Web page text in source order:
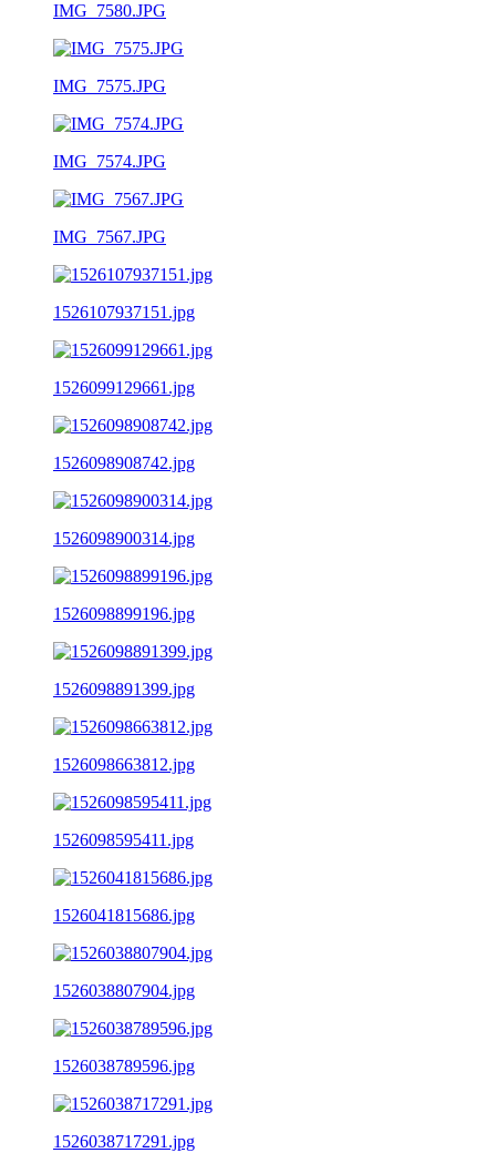
IMG_7580.JPG
IMG_7575.JPG
IMG_7574.JPG
IMG_7567.JPG
1526107937151.jpg
1526099129661.jpg
1526098908742.jpg
1526098900314.jpg
1526098899196.jpg
1526098891399.jpg
1526098663812.jpg
1526098595411.jpg
1526041815686.jpg
1526038807904.jpg
1526038789596.jpg
1526038717291.jpg